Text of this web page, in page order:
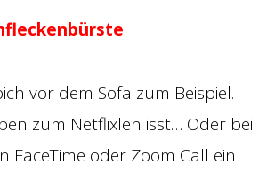
vor dem Sofa zum Beispiel.
zum Netflixlen isst… Oder bei
FaceTime oder Zoom Call ein